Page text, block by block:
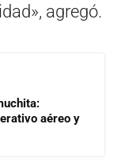
agregó.
aéreo y